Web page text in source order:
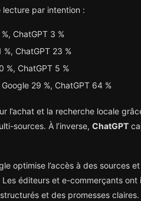
par intention :
ChatGPT 3 %
%, ChatGPT 23 %
%, ChatGPT 5 %
Google 29 %, ChatGPT 64 %
l’achat et la recherche locale
sources. À l’inverse, ChatGPT
optimise l’accès à des sources
éditeurs et e-commerçants
et des promesses claires.